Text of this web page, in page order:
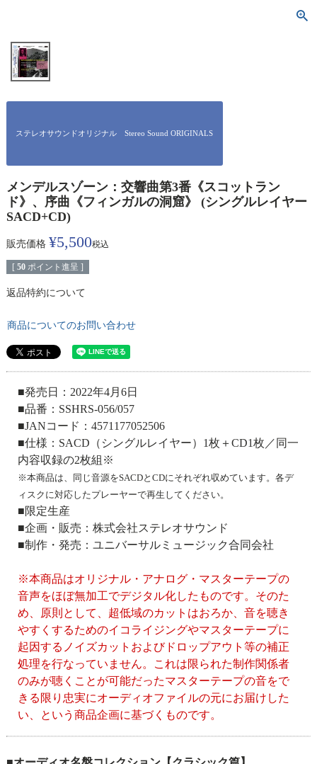
ステレオサウンドオリジナル Stereo Sound ORIGINALS
メンデルスゾーン：交響曲第3番《スコットラン
ド》、序曲《フィンガルの洞窟》 (シングルレイヤー
SACD+CD)
販売価格 ¥5,500税込
[ 50 ポイント進呈 ]
返品特約について
商品についてのお問い合わせ
■発売日：2022年4月6日
■品番：SSHRS-056/057
■JANコード：4571177052506
■仕様：SACD（シングルレイヤー）1枚＋CD1枚／同一
内容収録の2枚組※
※本商品は、同じ音源をSACDとCDにそれぞれ収めています。各デ
ィスクに対応したプレーヤーで再生してください。
■限定生産
■企画・販売：株式会社ステレオサウンド
■制作・発売：ユニバーサルミュージック合同会社
※本商品はオリジナル・アナログ・マスターテープの
音声をほぼ無加工でデジタル化したものです。そのた
め、原則として、超低域のカットはおろか、音を聴き
やすくするためのイコライジングやマスターテープに
起因するノイズカットおよびドロップアウト等の補正
処理を行なっていません。これは限られた制作関係者
のみが聴くことが可能だったマスターテープの音をで
きる限り忠実にオーディオファイルの元にお届けした
い、という商品企画に基づくものです。